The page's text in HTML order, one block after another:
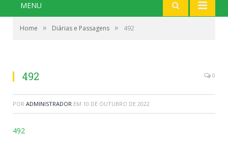
MENU
Home » Diárias e Passagens » 492
492 0
POR ADMINISTRADOR EM 10 DE OUTUBRO DE 2022
492